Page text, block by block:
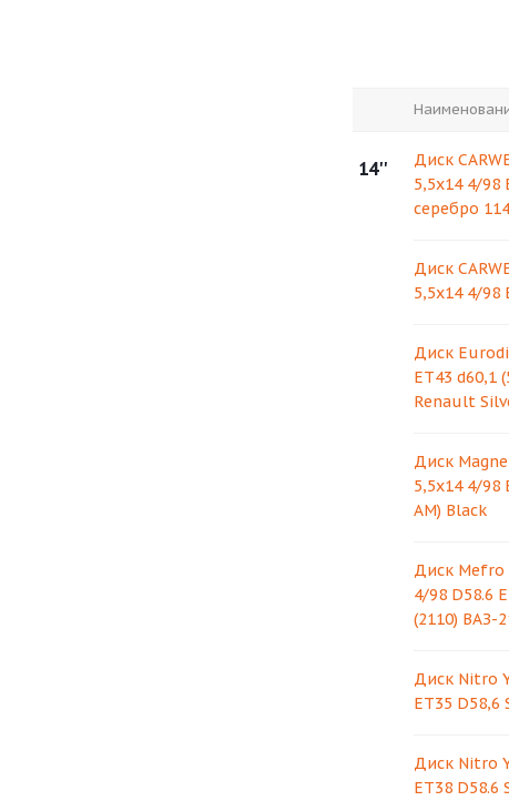
14''
Диск
5,5х14 4/98
серебро
Диск
5,5х14 4/98
Диск
ET43 d60,1
Renault
Диск
5,5х14 4/98
AM) Black
Диск Mefro
4/98 D58.6
(2110) ВАЗ-
Диск Nitro
ET35 D58,6
Диск Nitro
ET38 D58.6